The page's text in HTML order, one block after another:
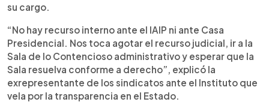
su cargo.
“No hay recurso interno ante el IAIP ni ante Casa
Presidencial. Nos toca agotar el recurso judicial, ir a la
Sala de lo Contencioso administrativo y esperar que la
Sala resuelva conforme a derecho”, explicó la
exrepresentante de los sindicatos ante el Instituto que
vela por la transparencia en el Estado.